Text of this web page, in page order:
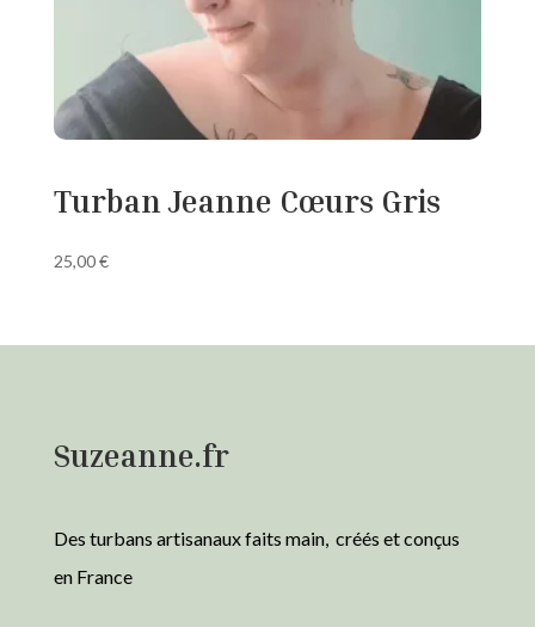
Turban Jeanne Cœurs Gris
25,00€
Suzeanne.fr
Des turbans artisanaux faits main, créés et conçus
en France